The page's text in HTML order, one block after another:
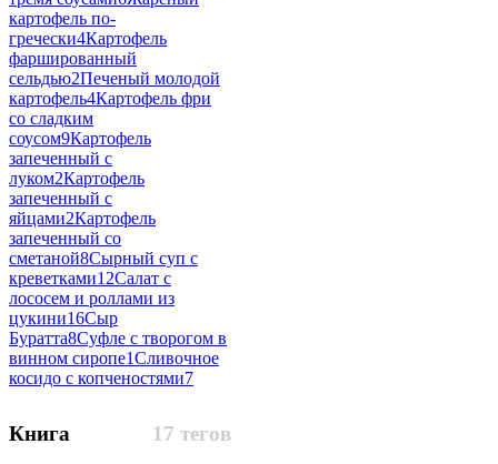
картофель по-
гречески4Картофель
фаршированный
сельдью2Печеный молодой
картофель4Картофель фри
со сладким
соусом9Картофель
запеченный с
луком2Картофель
запеченный с
яйцами2Картофель
запеченный со
сметаной8Сырный суп с
креветками12Салат с
лососем и роллами из
цукини16Сыр
Буратта8Суфле с творогом в
винном сиропе1Сливочное
косидо с копченостями7
17 тегов
Книга